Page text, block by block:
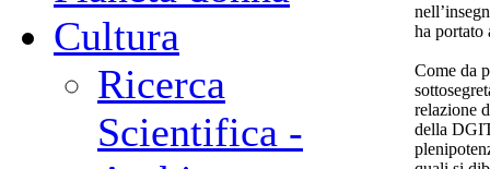
Cultura
Ricerca
Scientifica -
ha portato
Come da
relazione
della